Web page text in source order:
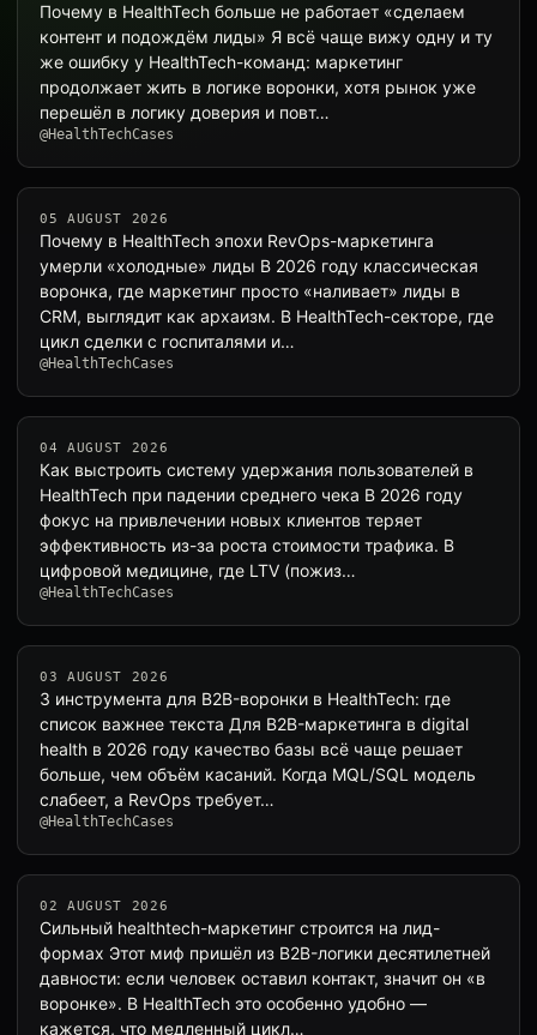
Почему в HealthTech больше не работает «сделаем
контент и подождём лиды» Я всё чаще вижу одну и ту
же ошибку у HealthTech-команд: маркетинг
продолжает жить в логике воронки, хотя рынок уже
перешёл в логику доверия и повт…
@HealthTechCases
05 AUGUST 2026
Почему в HealthTech эпохи RevOps-маркетинга
умерли «холодные» лиды В 2026 году классическая
воронка, где маркетинг просто «наливает» лиды в
CRM, выглядит как архаизм. В HealthTech-секторе, где
цикл сделки с госпиталями и…
@HealthTechCases
04 AUGUST 2026
Как выстроить систему удержания пользователей в
HealthTech при падении среднего чека В 2026 году
фокус на привлечении новых клиентов теряет
эффективность из-за роста стоимости трафика. В
цифровой медицине, где LTV (пожиз…
@HealthTechCases
03 AUGUST 2026
3 инструмента для B2B-воронки в HealthTech: где
список важнее текста Для B2B-маркетинга в digital
health в 2026 году качество базы всё чаще решает
больше, чем объём касаний. Когда MQL/SQL модель
слабеет, а RevOps требует…
@HealthTechCases
02 AUGUST 2026
Сильный healthtech-маркетинг строится на лид-
формах Этот миф пришёл из B2B-логики десятилетней
давности: если человек оставил контакт, значит он «в
воронке». В HealthTech это особенно удобно —
кажется, что медленный цикл…